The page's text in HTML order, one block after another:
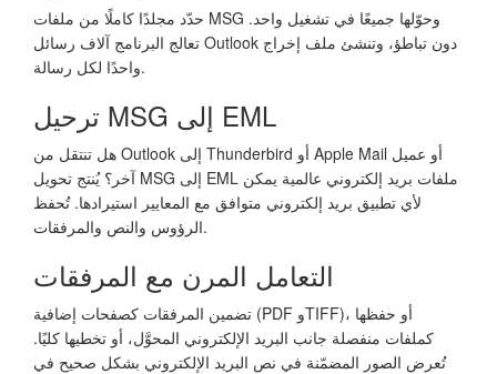
حدّد مجلدًا كاملًا من ملفات MSG وحوّلها جميعًا في تشغيل واحد.
تعالج البرنامج آلاف رسائل Outlook دون تباطؤ، وتنشئ ملف إخراج
واحدًا لكل رسالة.
ترحيل MSG إلى EML
هل تنتقل من Outlook إلى Thunderbird أو Apple Mail أو عميل
آخر؟ يُنتج تحويل MSG إلى EML ملفات بريد إلكتروني عالمية يمكن
لأي تطبيق بريد إلكتروني متوافق مع المعايير استيرادها. تُحفظ
الرؤوس والنص والمرفقات.
التعامل المرن مع المرفقات
تضمين المرفقات كصفحات إضافية (PDF وTIFF)، أو حفظها
كملفات منفصلة جانب البريد الإلكتروني المحوَّل، أو تخطيها كليًا.
تُعرض الصور المضمّنة في نص البريد الإلكتروني بشكل صحيح في